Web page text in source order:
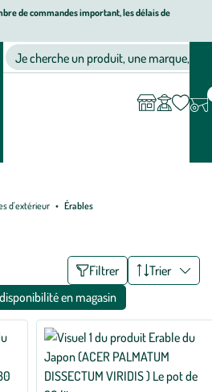
de commandes important, les délais de
Je cherche un produit, une marque, un
compte
d'extérieur Érables
Filtrer
Trier
en magasin